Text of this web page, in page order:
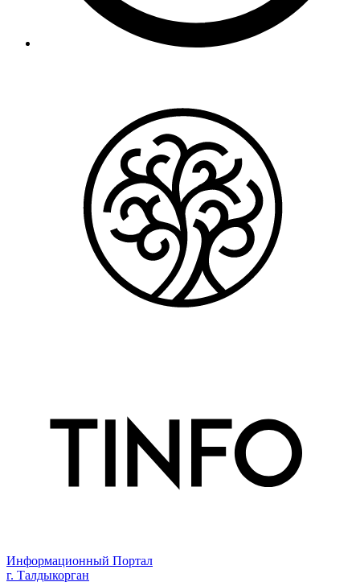
Информационный Портал
г. Талдыкорган